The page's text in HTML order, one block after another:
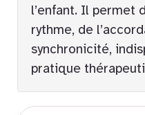
l’enfant. Il permet
rythme, de
synchronicité,
pratique